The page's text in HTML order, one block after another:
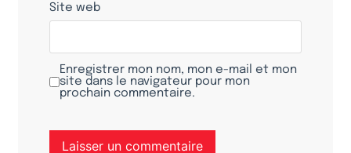
Site web
Enregistrer mon nom, mon e-mail et mon
site dans le navigateur pour mon
prochain commentaire.